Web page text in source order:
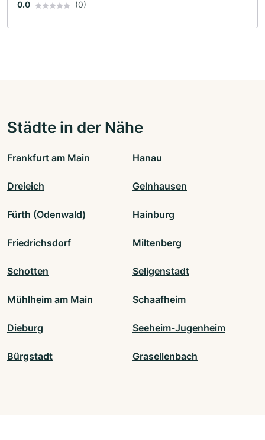
0.0 (0)
Städte in der Nähe
Frankfurt am Main Hanau
Dreieich Gelnhausen
Fürth (Odenwald) Hainburg
Friedrichsdorf Miltenberg
Schotten Seligenstadt
Mühlheim am Main Schaafheim
Dieburg Seeheim-Jugenheim
Bürgstadt Grasellenbach